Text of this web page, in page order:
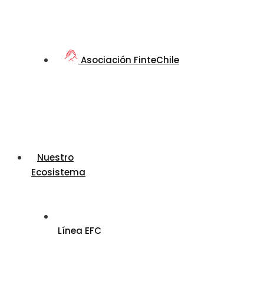
Asociación FinteChile
Nuestro
Ecosistema
Línea EFC